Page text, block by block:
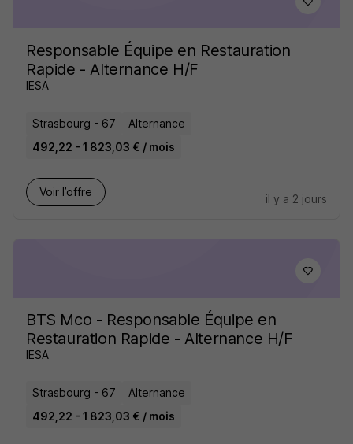
Responsable Équipe en Restauration
Rapide - Alternance H/F
IESA
Strasbourg - 67
Alternance
492,22 - 1 823,03 € / mois
Voir l’offre
il y a 2 jours
BTS Mco - Responsable Équipe en
Restauration Rapide - Alternance H/F
IESA
Strasbourg - 67
Alternance
492,22 - 1 823,03 € / mois